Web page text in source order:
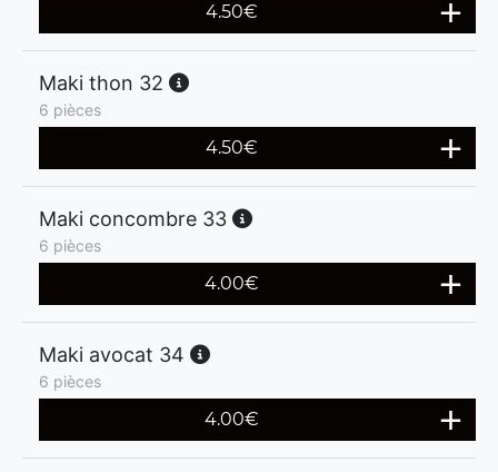
4.50€
Maki thon 32
6 pièces
4.50€
Maki concombre 33
6 pièces
4.00€
Maki avocat 34
6 pièces
4.00€